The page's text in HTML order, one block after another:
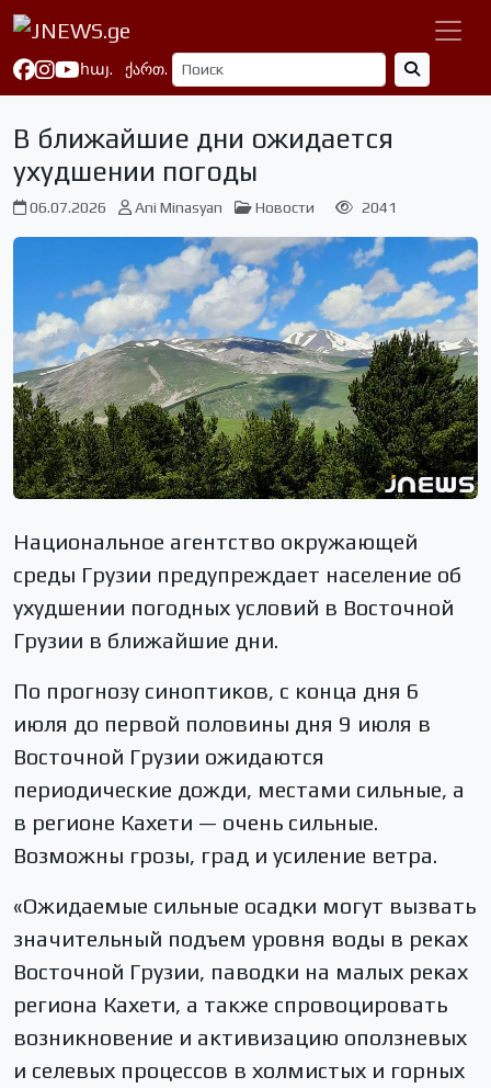
հայ. ქართ.
В ближайшие дни ожидается
ухудшении погоды
06.07.2026 Ani Minasyan Новости 2041
Национальное агентство окружающей
среды Грузии предупреждает население об
ухудшении погодных условий в Восточной
Грузии в ближайшие дни.
По прогнозу синоптиков, с конца дня 6
июля до первой половины дня 9 июля в
Восточной Грузии ожидаются
периодические дожди, местами сильные, а
в регионе Кахети — очень сильные.
Возможны грозы, град и усиление ветра.
«Ожидаемые сильные осадки могут вызвать
значительный подъем уровня воды в реках
Восточной Грузии, паводки на малых реках
региона Кахети, а также спровоцировать
возникновение и активизацию оползневых
и селевых процессов в холмистых и горных